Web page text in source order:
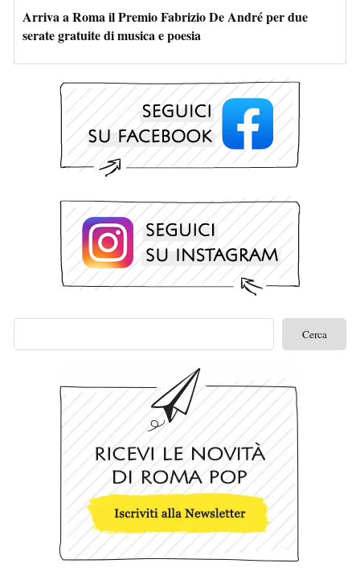
Arriva a Roma il Premio Fabrizio De André per due
serate gratuite di musica e poesia